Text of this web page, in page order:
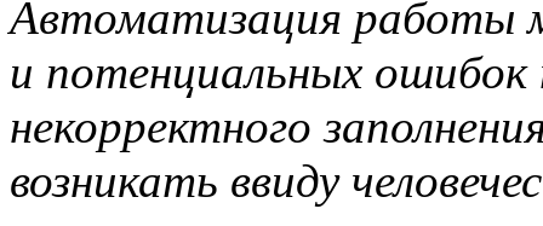
Автоматизация работы
и потенциальных ошибок
некорректного
возникать ввиду